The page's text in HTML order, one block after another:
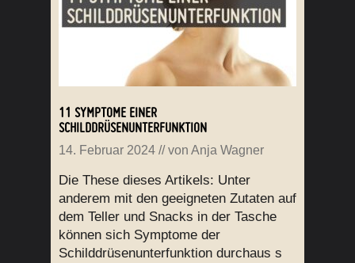
11 SYMPTOME EINER
SCHILDDRÜSENUNTERFUNKTION
14. Februar 2024 // von Anja Wagner
Die These dieses Artikels: Unter
anderem mit den geeigneten Zutaten auf
dem Teller und Snacks in der Tasche
können sich Symptome der
Schilddrüsenunterfunktion durchaus s